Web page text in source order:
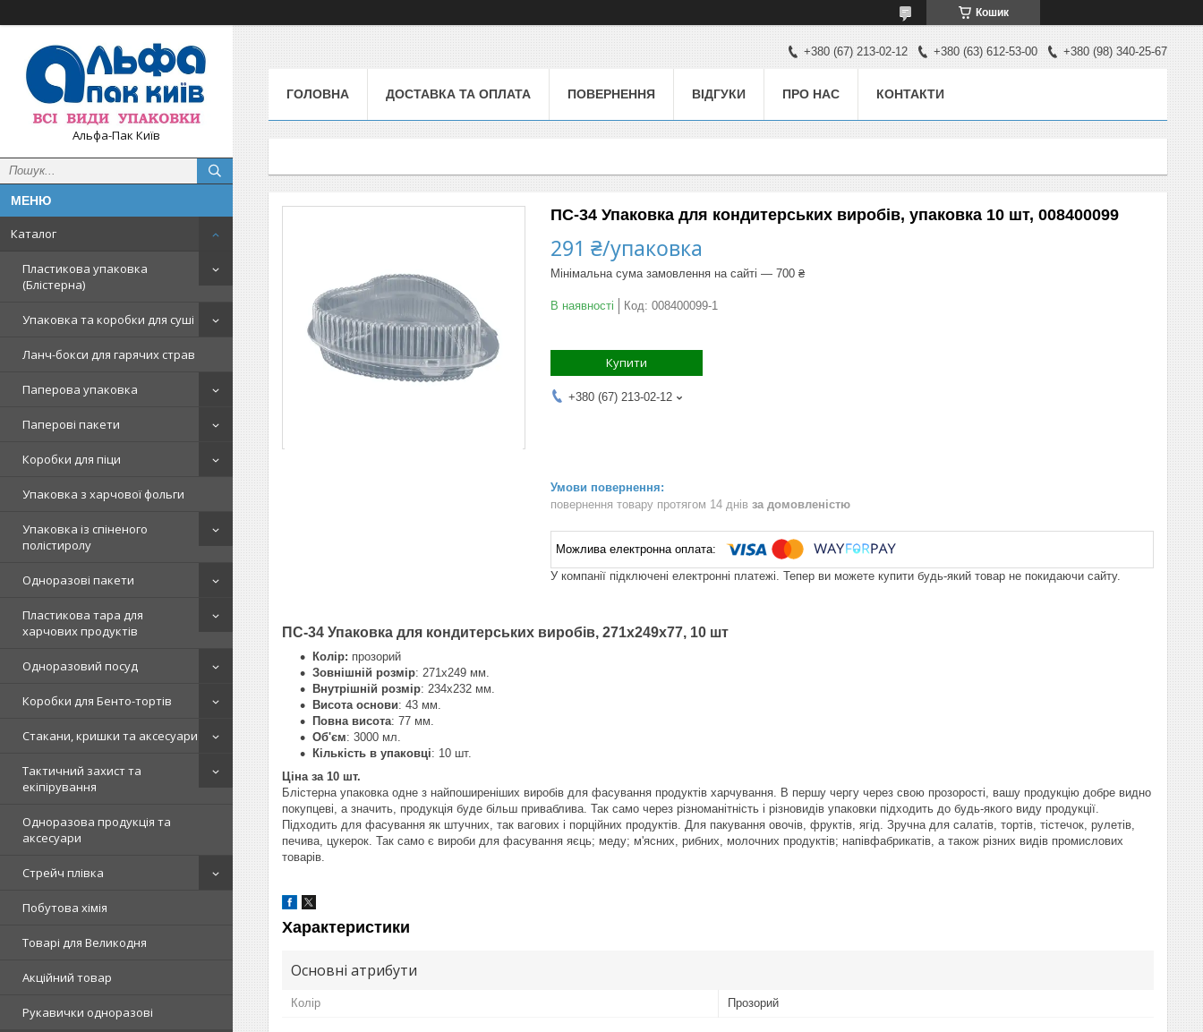
Кошик
Альфа-Пак Київ
Каталог
Пластикова упаковка
(Блістерна)
Упаковка та коробки для суші
Ланч-бокси для гарячих страв
Паперова упаковка
Паперові пакети
Коробки для піци
Упаковка з харчової фольги
Упаковка із спіненого
полістиролу
Одноразові пакети
Пластикова тара для
харчових продуктів
Одноразовий посуд
Коробки для Бенто-тортів
Стакани, кришки та аксесуари
Тактичний захист та
екіпірування
Одноразова продукція та
аксесуари
Стрейч плівка
Побутова хімія
Товарі для Великодня
Акційний товар
Рукавички одноразові
+380 (67) 213-02-12 +380 (63) 612-53-00 +380 (98) 340-25-67
ГОЛОВНА ДОСТАВКА ТА ОПЛАТА ПОВЕРНЕННЯ ВІДГУКИ ПРО НАС КОНТАКТИ
ПС-34 Упаковка для кондитерських виробів, упаковка 10 шт, 008400099
291 ₴/упаковка
Мінімальна сума замовлення на сайті — 700 ₴
В наявності Код: 008400099-1
Купити
+380 (67) 213-02-12
повернення товару протягом 14 днів за домовленістю
У компанії підключені електронні платежі. Тепер ви можете купити будь-який товар не покидаючи сайту.
ПС-34 Упаковка для кондитерських виробів, 271х249х77, 10 шт
Колір: прозорий
Зовнішній розмір: 271х249 мм.
Внутрішній розмір: 234х232 мм.
Висота основи: 43 мм.
Повна висота: 77 мм.
Об'єм: 3000 мл.
Кількість в упаковці: 10 шт.
Ціна за 10 шт.
Блістерна упаковка одне з найпоширеніших виробів для фасування продуктів харчування. В першу чергу через свою прозорості, вашу продукцію добре видно
покупцеві, а значить, продукція буде більш приваблива. Так само через різноманітність і різновидів упаковки підходить до будь-якого виду продукції.
Підходить для фасування як штучних, так вагових і порційних продуктів. Для пакування овочів, фруктів, ягід. Зручна для салатів, тортів, тістечок, рулетів,
печива, цукерок. Так само є вироби для фасування яєць; меду; м'ясних, рибних, молочних продуктів; напівфабрикатів, а також різних видів промислових
товарів.
Характеристики
Основні атрибути
Колір Прозорий